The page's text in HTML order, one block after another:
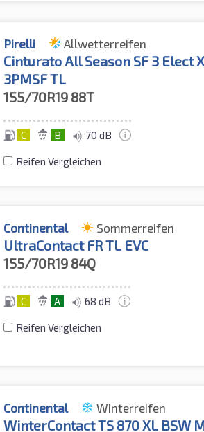
Pirelli Allwetterreifen
Cinturato All Season SF 3 Elect
3PMSF TL
155/70R19 88T
C B 70 dB
Reifen Vergleichen
Continental Sommerreifen
UltraContact FR TL EVC
155/70R19 84Q
C A 68 dB
Reifen Vergleichen
Continental Winterreifen
WinterContact TS 870 XL BSW